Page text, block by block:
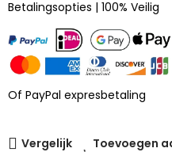
Betalingsopties | 100% Veilig
Of PayPal expresbetaling
Vergelijk Toevoegen